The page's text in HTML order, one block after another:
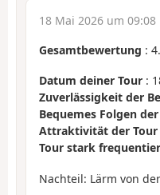
18 Mai 2026 um 09:08
Gesamtbewertung :
Datum deiner Tour :
Zuverlässigkeit der
Bequemes Folgen
Attraktivität der Tour
Tour stark
Nachteil: Lärm von